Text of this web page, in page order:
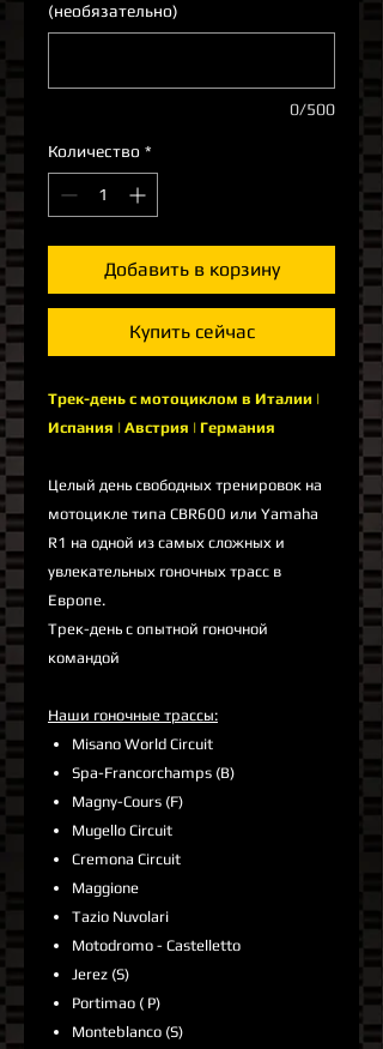
(необязательно)
0/500
Количество *
Добавить в корзину
Купить сейчас
Трек-день с мотоциклом в Италии |
Испания | Австрия | Германия
Целый день свободных тренировок на
мотоцикле типа CBR600 или Yamaha
R1 на одной из самых сложных и
увлекательных гоночных трасс в
Европе.
Трек-день с опытной гоночной
командой
Наши гоночные трассы:
Misano World Circuit
Spa-Francorchamps (B)
Magny-Cours (F)
Mugello Circuit
Cremona Circuit
Maggione
Tazio Nuvolari
Motodromo - Castelletto
Jerez (S)
Portimao ( P)
Monteblanco (S)